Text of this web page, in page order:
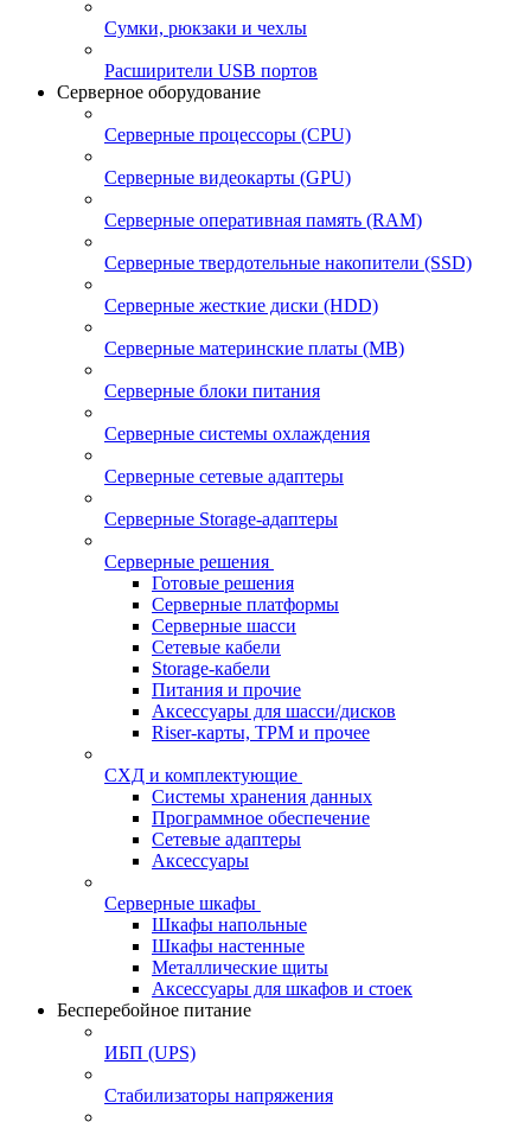
Сумки, рюкзаки и чехлы
Расширители USB портов
Серверное оборудование
Серверные процессоры (CPU)
Серверные видеокарты (GPU)
Серверные оперативная память (RAM)
Серверные твердотельные накопители (SSD)
Серверные жесткие диски (HDD)
Серверные материнские платы (MB)
Серверные блоки питания
Серверные системы охлаждения
Серверные сетевые адаптеры
Серверные Storage-адаптеры
Серверные решения
Готовые решения
Серверные платформы
Серверные шасси
Сетевые кабели
Storage-кабели
Питания и прочие
Аксессуары для шасси/дисков
Riser-карты, TPM и прочее
СХД и комплектующие
Системы хранения данных
Программное обеспечение
Сетевые адаптеры
Аксессуары
Серверные шкафы
Шкафы напольные
Шкафы настенные
Металлические щиты
Аксессуары для шкафов и стоек
Бесперебойное питание
ИБП (UPS)
Стабилизаторы напряжения